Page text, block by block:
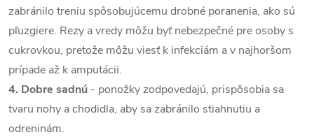
zabránilo treniu spôsobujúcemu drobné poranenia, ako sú
pľuzgiere. Rezy a vredy môžu byť nebezpečné pre osoby s
cukrovkou, pretože môžu viesť k infekciám a v najhoršom
prípade až k amputácii.
4. Dobre sadnú - ponožky zodpovedajú, prispôsobia sa
tvaru nohy a chodidla, aby sa zabránilo stiahnutiu a
odreninám.